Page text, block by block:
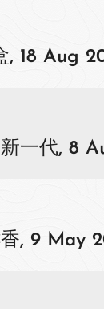
, 18 Aug
一代, 8
, 9 May